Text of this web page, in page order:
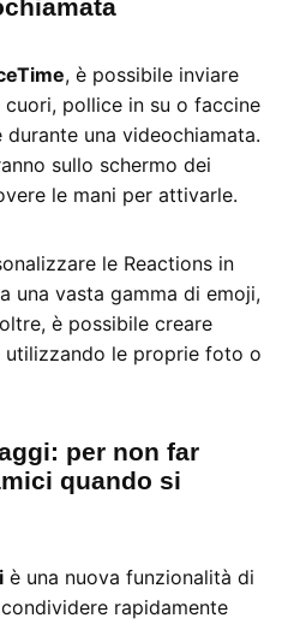
, è possibile inviare
pollice in su o faccine
una videochiamata.
sullo schermo dei
le mani per attivarle.
le Reactions in
una vasta gamma di emoji,
è possibile creare
utilizzando le proprie foto o
per non far
quando si
è una nuova funzionalità di
rapidamente